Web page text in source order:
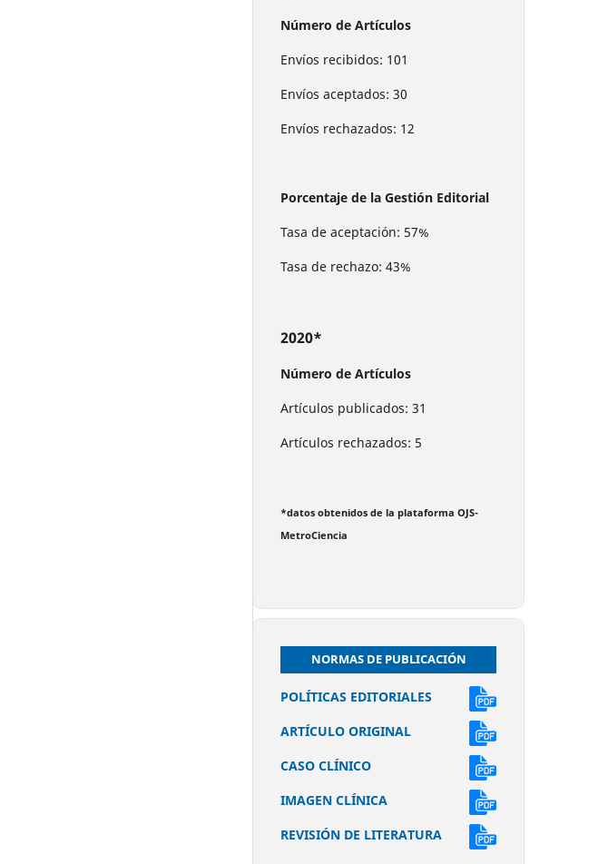
Número de Artículos
Envíos recibidos: 101
Envíos aceptados: 30
Envíos rechazados: 12
Porcentaje de la Gestión Editorial
Tasa de aceptación: 57%
Tasa de rechazo: 43%
2020*
Número de Artículos
Artículos publicados: 31
Artículos rechazados: 5
*datos obtenidos de la plataforma OJS-
MetroCiencia
NORMAS DE PUBLICACIÓN
POLÍTICAS EDITORIALES
ARTÍCULO ORIGINAL
CASO CLÍNICO
IMAGEN CLÍNICA
REVISIÓN DE LITERATURA